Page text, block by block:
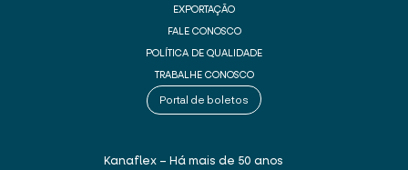
EXPORTAÇÃO
FALE CONOSCO
POLÍTICA DE QUALIDADE
TRABALHE CONOSCO
Portal de boletos
Kanaflex – Há mais de 50 anos